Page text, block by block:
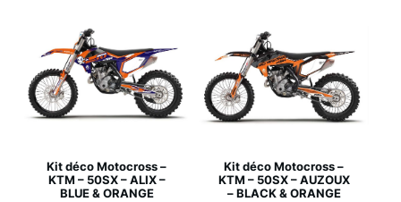
Kit déco Motocross –
KTM – 50SX – ALIX –
BLUE & ORANGE
Kit déco Motocross –
KTM – 50SX – AUZOUX
– BLACK & ORANGE